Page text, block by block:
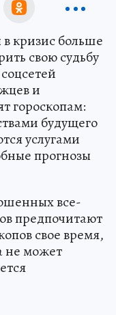
кризис больше
свою судьбу
и
гороскопам:
будущего
услугами
прогнозы
все-
предпочитают
свое время,
не может